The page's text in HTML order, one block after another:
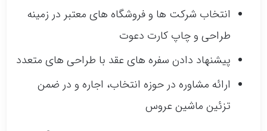
انتخاب شرکت ها و فروشگاه های معتبر در زمینه
طراحی و چاپ کارت دعوت
پیشنهاد دادن سفره های عقد با طراحی های متعدد
ارائه مشاوره در حوزه انتخاب، اجاره و در ضمن
تزئین ماشین عروس